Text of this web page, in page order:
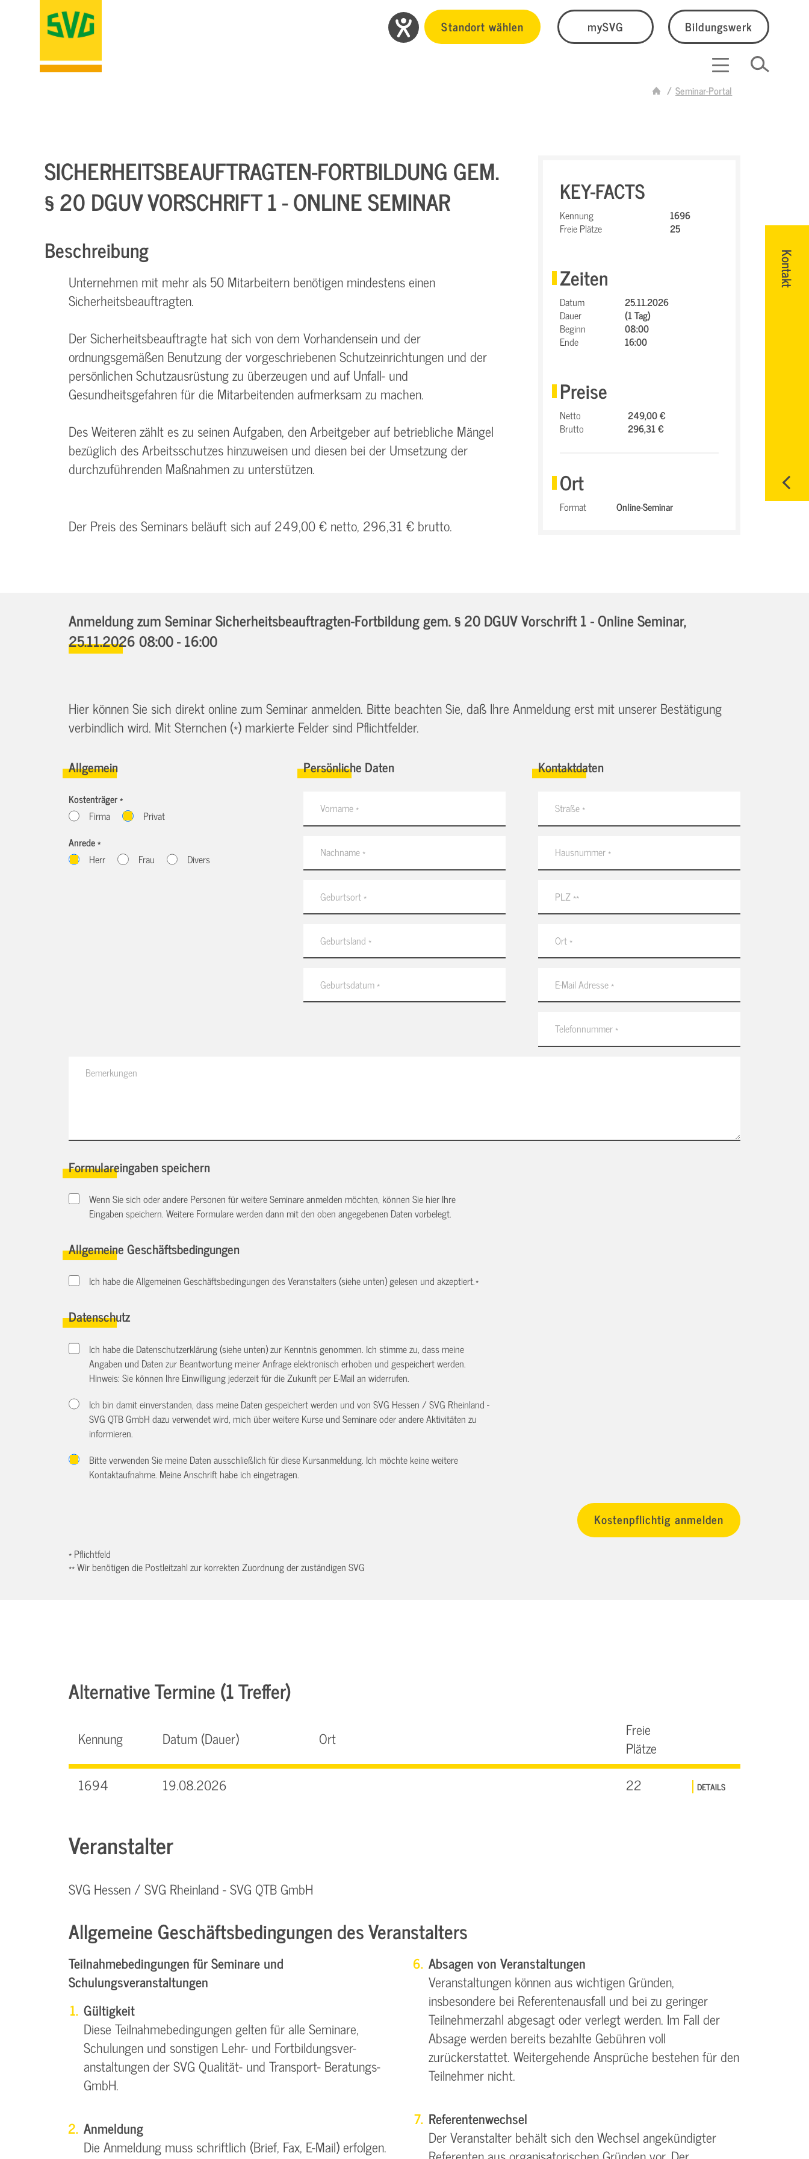
Standort wählen mySVG Bildungswerk
Seminar-Portal
Kontakt
SICHERHEITSBEAUFTRAGTEN-FORTBILDUNG GEM.
§ 20 DGUV VORSCHRIFT 1 - ONLINE SEMINAR
Beschreibung
Unternehmen mit mehr als 50 Mitarbeitern benötigen mindestens einen
Sicherheitsbeauftragten.
Der Sicherheitsbeauftragte hat sich von dem Vorhandensein und der
ordnungsgemäßen Benutzung der vorgeschriebenen Schutzeinrichtungen und der
persönlichen Schutzausrüstung zu überzeugen und auf Unfall- und
Gesundheitsgefahren für die Mitarbeitenden aufmerksam zu machen.
Des Weiteren zählt es zu seinen Aufgaben, den Arbeitgeber auf betriebliche Mängel
bezüglich des Arbeitsschutzes hinzuweisen und diesen bei der Umsetzung der
durchzuführenden Maßnahmen zu unterstützen.
Der Preis des Seminars beläuft sich auf 249,00 € netto, 296,31 € brutto.
KEY-FACTS
Kennung
1696
Freie Plätze
25
Zeiten
Datum
25.11.2026
Dauer
(1 Tag)
Beginn
08:00
Ende
16:00
Preise
Netto
249,00 €
Brutto
296,31 €
Ort
Format Online-Seminar
Anmeldung zum Seminar Sicherheitsbeauftragten-Fortbildung gem. § 20 DGUV Vorschrift 1 - Online Seminar,
25.11.2026 08:00 - 16:00
Hier können Sie sich direkt online zum Seminar anmelden. Bitte beachten Sie, daß Ihre Anmeldung erst mit unserer Bestätigung
verbindlich wird. Mit Sternchen (*) markierte Felder sind Pflichtfelder.
Allgemein
Kostenträger *
Firma
Privat
Anrede *
Herr
Frau Divers
Persönliche Daten Kontaktdaten
Formulareingaben speichern
Wenn Sie sich oder andere Personen für weitere Seminare anmelden möchten, können Sie hier Ihre
Eingaben speichern. Weitere Formulare werden dann mit den oben angegebenen Daten vorbelegt.
Allgemeine Geschäftsbedingungen
Ich habe die Allgemeinen Geschäftsbedingungen des Veranstalters (siehe unten) gelesen und akzeptiert.*
Datenschutz
Ich habe die Datenschutzerklärung (siehe unten) zur Kenntnis genommen. Ich stimme zu, dass meine
Angaben und Daten zur Beantwortung meiner Anfrage elektronisch erhoben und gespeichert werden.
Hinweis: Sie können Ihre Einwilligung jederzeit für die Zukunft per E-Mail anwiderrufen.
Ich bin damit einverstanden, dass meine Daten gespeichert werden und von SVG Hessen / SVG Rheinland -
SVG QTB GmbH dazu verwendet wird, mich über weitere Kurse und Seminare oder andere Aktivitäten zu
informieren.
Bitte verwenden Sie meine Daten ausschließlich für diese Kursanmeldung. Ich möchte keine weitere
Kontaktaufnahme. Meine Anschrift habe ich eingetragen.
* Pflichtfeld
** Wir benötigen die Postleitzahl zur korrekten Zuordnung der zuständigen SVG
Alternative Termine (1 Treffer)
Kennung Datum (Dauer) Ort
Freie
Plätze
1694
19.08.2026 22 DETAILS
Veranstalter
SVG Hessen / SVG Rheinland - SVG QTB GmbH
Allgemeine Geschäftsbedingungen des Veranstalters
Teilnahmebedingungen für Seminare und
Schulungsveranstaltungen
Gültigkeit
Diese Teilnahmebedingungen gelten für alle Seminare,
Schulungen und sonstigen Lehr- und Fortbildungsver-
anstaltungen der SVG Qualität- und Transport- Beratungs-
GmbH.
Anmeldung
Die Anmeldung muss schriftlich (Brief, Fax, E-Mail) erfolgen.
Absagen von Veranstaltungen
Veranstaltungen können aus wichtigen Gründen,
insbesondere bei Referentenausfall und bei zu geringer
Teilnehmerzahl abgesagt oder verlegt werden. Im Fall der
Absage werden bereits bezahlte Gebühren voll
zurückerstattet. Weitergehende Ansprüche bestehen für den
Teilnehmer nicht.
Referentenwechsel
Der Veranstalter behält sich den Wechsel angekündigter